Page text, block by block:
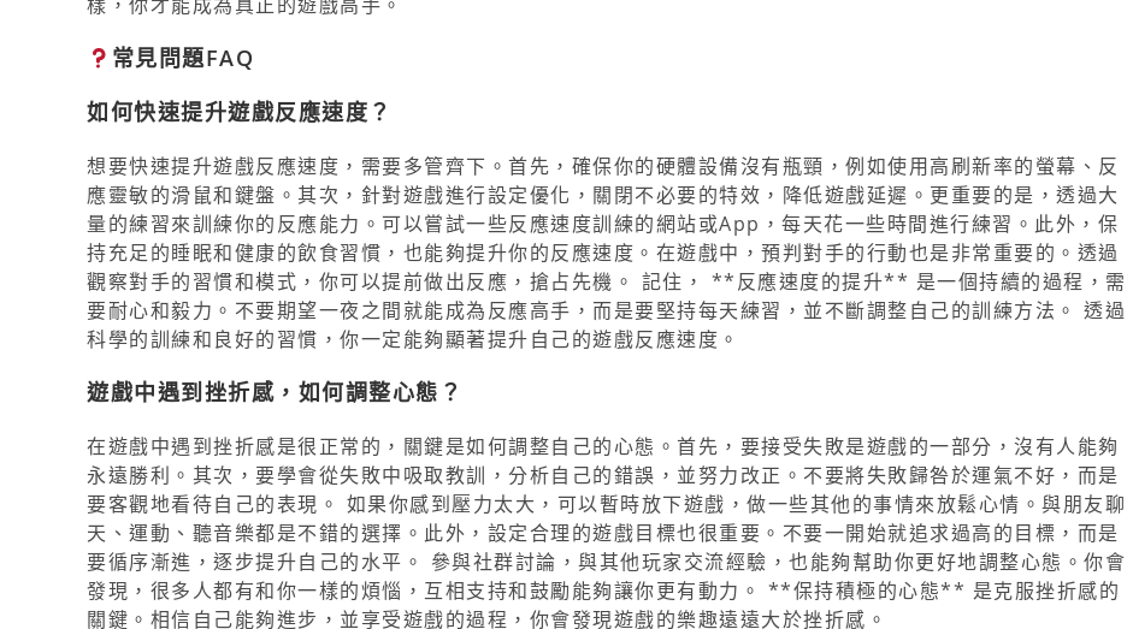
常見問題FAQ
如何快速提升遊戲反應速度？
想要快速提升遊戲反應速度，需要多管齊下。首先，確保你的硬體設備沒有瓶頸，例如使用高刷新率的螢幕、反
應靈敏的滑鼠和鍵盤。其次，針對遊戲進行設定優化，關閉不必要的特效，降低遊戲延遲。更重要的是，透過大
量的練習來訓練你的反應能力。可以嘗試一些反應速度訓練的網站或App，每天花一些時間進行練習。此外，保
持充足的睡眠和健康的飲食習慣，也能夠提升你的反應速度。在遊戲中，預判對手的行動也是非常重要的。透過
觀察對手的習慣和模式，你可以提前做出反應，搶占先機。 記住， **反應速度的提升** 是一個持續的過程，需
要耐心和毅力。不要期望一夜之間就能成為反應高手，而是要堅持每天練習，並不斷調整自己的訓練方法。 透過
科學的訓練和良好的習慣，你一定能夠顯著提升自己的遊戲反應速度。
遊戲中遇到挫折感，如何調整心態？
在遊戲中遇到挫折感是很正常的，關鍵是如何調整自己的心態。首先，要接受失敗是遊戲的一部分，沒有人能夠
永遠勝利。其次，要學會從失敗中吸取教訓，分析自己的錯誤，並努力改正。不要將失敗歸咎於運氣不好，而是
要客觀地看待自己的表現。 如果你感到壓力太大，可以暫時放下遊戲，做一些其他的事情來放鬆心情。與朋友聊
天、運動、聽音樂都是不錯的選擇。此外，設定合理的遊戲目標也很重要。不要一開始就追求過高的目標，而是
要循序漸進，逐步提升自己的水平。 參與社群討論，與其他玩家交流經驗，也能夠幫助你更好地調整心態。你會
發現，很多人都有和你一樣的煩惱，互相支持和鼓勵能夠讓你更有動力。 **保持積極的心態** 是克服挫折感的
關鍵。相信自己能夠進步，並享受遊戲的過程，你會發現遊戲的樂趣遠遠大於挫折感。